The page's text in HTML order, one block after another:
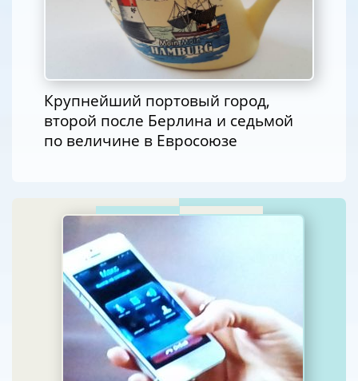
Крупнейший портовый город,
второй после Берлина и седьмой
по величине в Евросоюзе